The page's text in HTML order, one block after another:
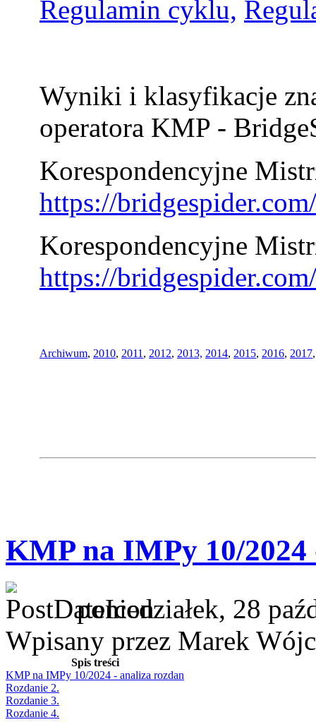
Regulamin cyklu,
Wyniki i klasyfikacje
operatora KMP -
Korespondencyjne
https://
Korespondencyjne
https://
Archiwum, 2010, 2011 , 2012, 2013, 2014, 2015, 2016, 2017
KMP na IMPy 10/2024
poniedziałek, 28
Wpisany przez Marek
Spis treści
KMP na IMPy 10/2024 - analiza rozdan
Rozdanie 2.
Rozdanie 3.
Rozdanie 4.